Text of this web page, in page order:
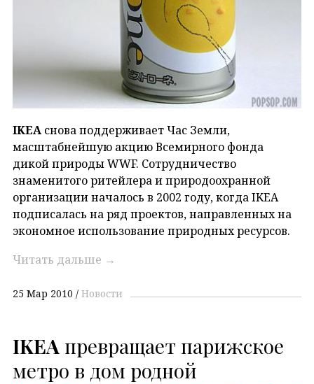
IKEA снова поддерживает Час Земли,
масштабнейшую акцию Всемирного фонда
дикой природы WWF. Сотрудничество
знаменитого ритейлера и природоохранной
организации началось в 2002 году, когда IKEA
подписалась на ряд проектов, направленных на
экономное использование природных ресурсов.
Читать дальше →
25 Мар 2010 Новости
IKEA превращает парижское
метро в дом родной